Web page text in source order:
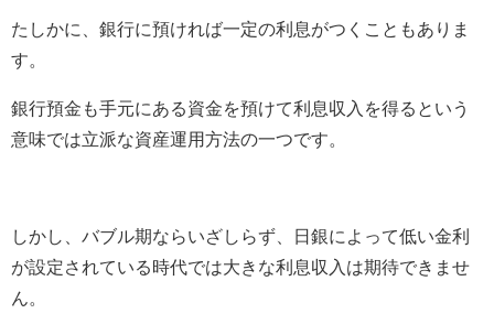
たしかに、銀行に預ければ一定の利息がつくこともありま
す。
銀行預金も手元にある資金を預けて利息収入を得るという
意味では立派な資産運用方法の一つです。
しかし、バブル期ならいざしらず、日銀によって低い金利
が設定されている時代では大きな利息収入は期待できませ
ん。